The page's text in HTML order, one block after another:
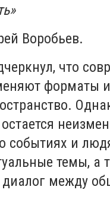
Воробьев.
что
форматы
событиях и
темы, а
между